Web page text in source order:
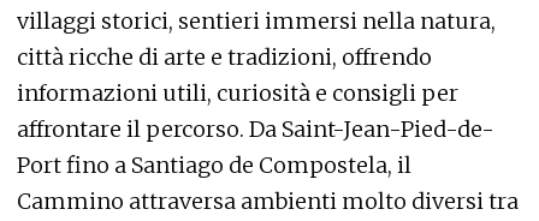
villaggi storici, sentieri immersi nella natura,
città ricche di arte e tradizioni, offrendo
informazioni utili, curiosità e consigli per
affrontare il percorso. Da Saint-Jean-Pied-de-
Port fino a Santiago de Compostela, il
Cammino attraversa ambienti molto diversi tra